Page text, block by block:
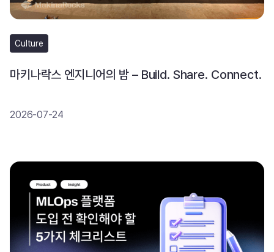
Culture
마키나락스 엔지니어의 밤 – Build. Share. Connect.
2026-07-24